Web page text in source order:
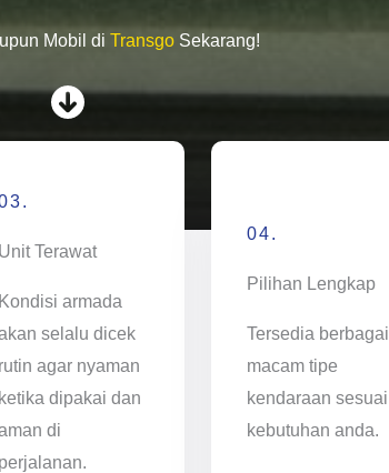
Mobil di Transgo Sekarang!
Unit Terawat
Kondisi armada
selalu dicek
rutin agar nyaman
ketika dipakai dan
di
perjalanan.
04.
Pilihan Lengkap
Tersedia berbagai
macam tipe
kendaraan sesuai
kebutuhan anda.